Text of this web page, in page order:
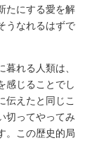
たにする愛を解
うなれるはずで
れる人類は、
感じることでし
伝えたと同じこ
切ってやってみ
。この歴史的局